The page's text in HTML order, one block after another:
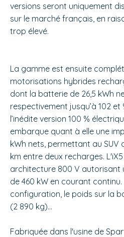
versions seront uniquement
sur le marché français, en
trop élevé.
La gamme est ensuite
motorisations hybrides
dont la batterie de 26,5 kWh
respectivement jusqu’à 102 et
l’inédite version 100 %
embarque quant à elle une
kWh nets, permettant au SUV
km entre deux recharges.
architecture 800 V autorisant
de 460 kW en courant
configuration, le poids sur la
(2 890 kg)…
Fabriquée dans l'usine de